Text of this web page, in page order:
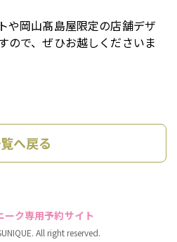
や岡山髙島屋限定の店舗デザ
ので、ぜひお越しくださいま
へ戻る
ーク専用予約サイト
All right reserved.